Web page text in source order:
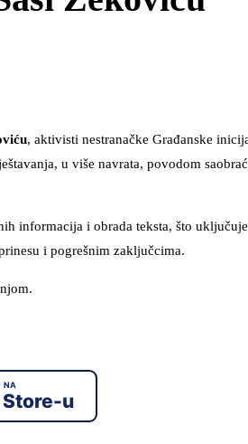
, aktivisti nestranačke Građanske
u više navrata, povodom
informacija i obrada teksta, što
i pogrešnim zaključcima.
NA
u